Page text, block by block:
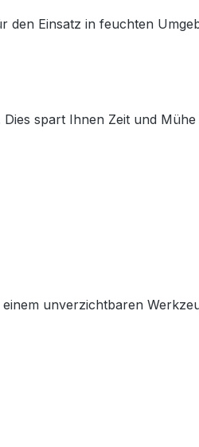
den Einsatz in feuchten
spart Ihnen Zeit und
unverzichtbaren